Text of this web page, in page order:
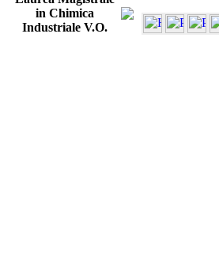
in Chimica
Industriale V.O.